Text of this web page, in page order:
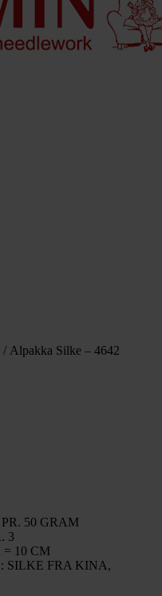
/ Alpakka Silke – 4642
50 GRAM
3
10 CM
SILKE FRA KINA,